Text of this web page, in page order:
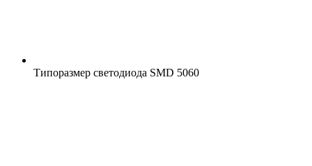
Типоразмер светодиода SMD 5060